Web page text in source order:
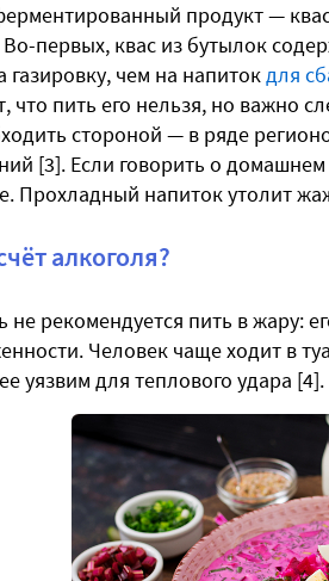
продукт —
первых, квас из бутылок
газировку, чем на напитокдля
что пить его нельзя, но важно
стороной — в ряде
[3]. Если говорить о
Прохладный напиток утолит
алкоголя?
не рекомендуется пить в жару:
Человек чаще ходит в
уязвим для теплового удара [4].